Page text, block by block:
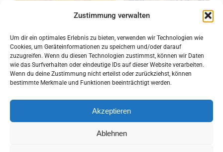
Zustimmung verwalten
Um dir ein optimales Erlebnis zu bieten, verwenden wir Technologien wie
Cookies, um Geräteinformationen zu speichern und/oder darauf
zuzugreifen. Wenn du diesen Technologien zustimmst, können wir Daten
wie das Surfverhalten oder eindeutige IDs auf dieser Website verarbeiten.
Wenn du deine Zustimmung nicht erteilst oder zurückziehst, können
bestimmte Merkmale und Funktionen beeinträchtigt werden.
Akzeptieren
Ablehnen